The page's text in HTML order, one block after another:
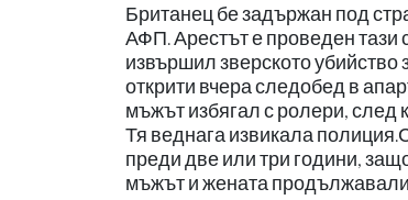
Британец бе задържан под
АФП. Арестът е проведен тази
извършил зверското
открити вчера следобед в
мъжът избягал с ролери, след
Тя веднага извикала
преди две или три години,
мъжът и жената продължавали